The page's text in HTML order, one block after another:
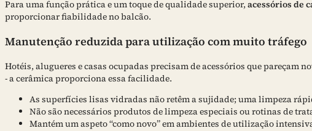
Para uma função prática e um toque de qualidade superior, acessórios de
proporcionar fiabilidade no balcão.
Manutenção reduzida para utilização com muito tráfego
Hotéis, alugueres e casas ocupadas precisam de acessórios que pareçam
- a cerâmica proporciona essa facilidade.
As superfícies lisas vidradas não retêm a sujidade; uma limpeza
Não são necessários produtos de limpeza especiais ou rotinas de
Mantém um aspeto “como novo” em ambientes de utilização